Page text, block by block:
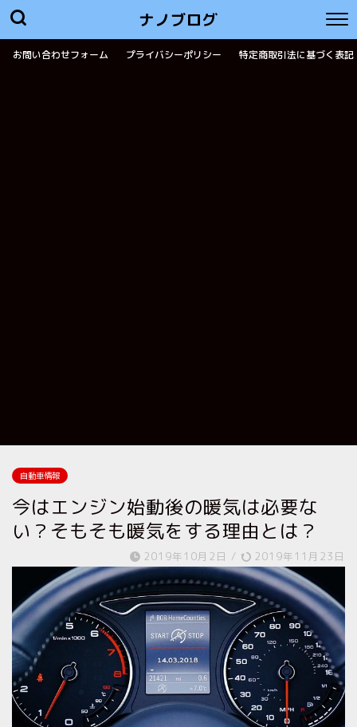
ナノブログ
お問い合わせフォーム プライバシーポリシー 特定商取引法に基づく表記
自動車情報
今はエンジン始動後の暖気は必要な
い？そもそも暖気をする理由とは？
2019年10月2日 / 2019年11月23日